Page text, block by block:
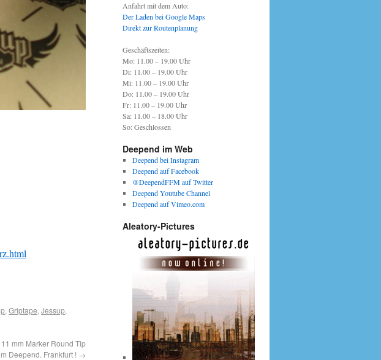
, Griptape, Jessup,
mm Marker Round Tip
Deepend. Frankfurt ! →
Anfahrt mit dem Auto:
Der Laden bei Google Maps
Direkt zur Routenplanung
Geschäftszeiten:
Mo: 11.00 – 19.00 Uhr
Di: 11.00 – 19.00 Uhr
Mi: 11.00 – 19.00 Uhr
Do: 11.00 – 19.00 Uhr
Fr: 11.00 – 19.00 Uhr
Sa: 11.00 – 18.00 Uhr
So: Geschlossen
Deepend im Web
Deepend bei Instagram
Deepend auf Facebook
@DeependFFM auf Twitter
Deepend Youtube Channel
Deepend auf Vimeo.com
Aleatory-Pictures